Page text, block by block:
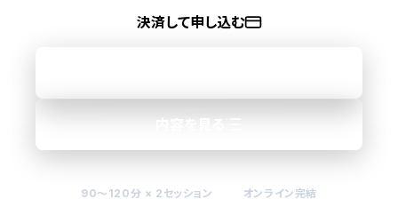
決済して申し込む
90〜120分 × 2セッション オンライン完結